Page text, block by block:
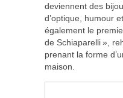
deviennent des
d’optique, humour
également le
de Schiaparelli »,
prenant la forme
maison.